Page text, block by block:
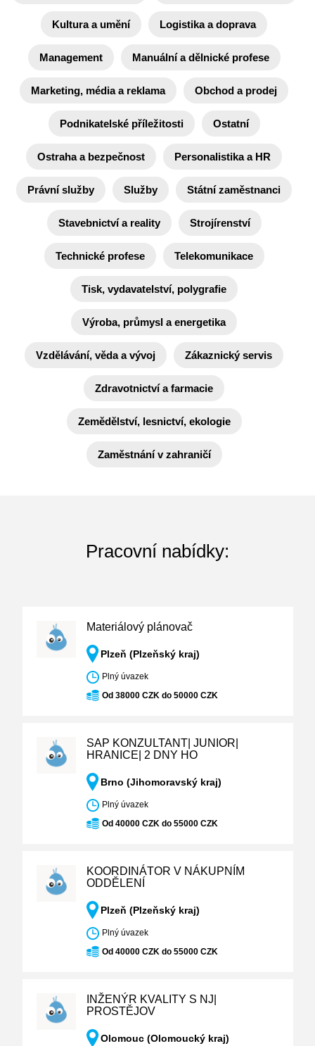
Kultura a umění Logistika a doprava
Management Manuální a dělnické profese
Marketing, média a reklama Obchod a prodej
Podnikatelské příležitosti Ostatní
Ostraha a bezpečnost Personalistika a HR
Právní služby Služby Státní zaměstnanci
Stavebnictví a reality Strojírenství
Technické profese Telekomunikace
Tisk, vydavatelství, polygrafie
Výroba, průmysl a energetika
Vzdělávání, věda a vývoj Zákaznický servis
Zdravotnictví a farmacie
Zemědělství, lesnictví, ekologie
Zaměstnání v zahraničí
Pracovní nabídky:
Materiálový plánovač
Plzeň (Plzeňský kraj)
Plný úvazek
Od 38000 CZK do 50000 CZK
SAP KONZULTANT| JUNIOR|
HRANICE| 2 DNY HO
Brno (Jihomoravský kraj)
Plný úvazek
Od 40000 CZK do 55000 CZK
KOORDINÁTOR V NÁKUPNÍM
ODDĚLENÍ
Plzeň (Plzeňský kraj)
Plný úvazek
Od 40000 CZK do 55000 CZK
INŽENÝR KVALITY S NJ|
PROSTĚJOV
Olomouc (Olomoucký kraj)